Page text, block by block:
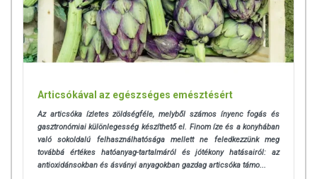
Articsókával az egészséges emésztésért
Az articsóka ízletes zöldségféle, melyből számos ínyenc fogás és
gasztronómiai különlegesség készíthető el. Finom íze és a konyhában
való sokoldalú felhasználhatósága mellett ne feledkezzünk meg
továbbá értékes hatóanyag-tartalmáról és jótékony hatásairól: az
antioxidánsokban és ásványi anyagokban gazdag articsóka támo...